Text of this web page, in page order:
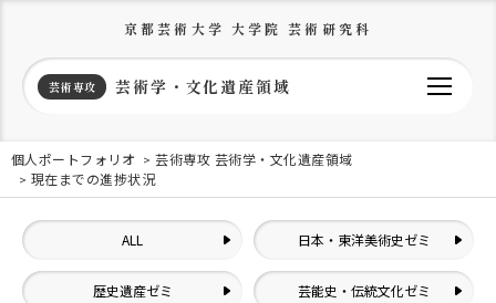
京都芸術大学 大学院 芸術研究科
芸術専攻 芸術学・文化遺産領域
個人ポートフォリオ
芸術専攻 芸術学・文化遺産領域
現在までの進捗状況
ALL 日本・東洋美術史ゼミ
歴史遺産ゼミ 芸能史・伝統文化ゼミ